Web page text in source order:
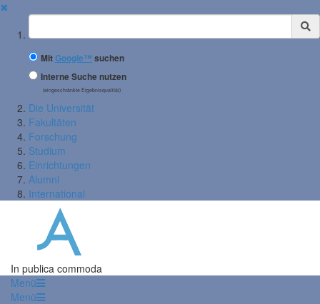
✖
Suchbegriff
MitGoogle™ suchen
Interne Suche nutzen
(eingeschränkte Ergebnisqualität)
Die Universität
Fakultäten
Forschung
Studium
Einrichtungen
Alumni
International
In publica commoda
Menü
Menü